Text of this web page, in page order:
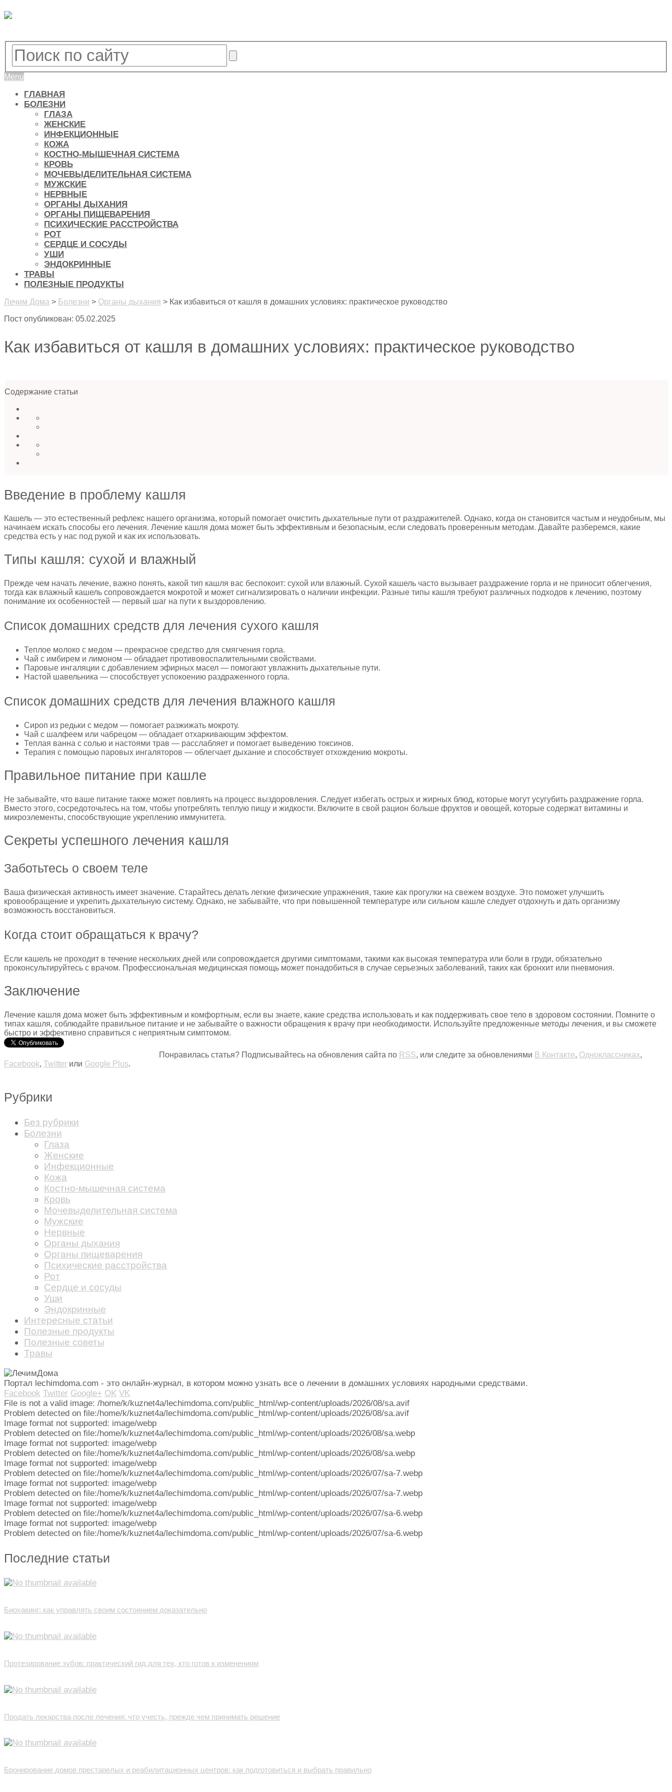
Menu
ГЛАВНАЯ
БОЛЕЗНИ
ГЛАЗА
ЖЕНСКИЕ
ИНФЕКЦИОННЫЕ
КОЖА
КОСТНО-МЫШЕЧНАЯ СИСТЕМА
КРОВЬ
МОЧЕВЫДЕЛИТЕЛЬНАЯ СИСТЕМА
МУЖСКИЕ
НЕРВНЫЕ
ОРГАНЫ ДЫХАНИЯ
ОРГАНЫ ПИЩЕВАРЕНИЯ
ПСИХИЧЕСКИЕ РАССТРОЙСТВА
РОТ
СЕРДЦЕ И СОСУДЫ
УШИ
ЭНДОКРИННЫЕ
ТРАВЫ
ПОЛЕЗНЫЕ ПРОДУКТЫ
Лечим Дома > Болезни > Органы дыхания > Как избавиться от кашля в домашних условиях: практическое руководство
Пост опубликован: 05.02.2025
Как избавиться от кашля в домашних условиях: практическое руководство
Содержание статьи
Введение в проблему кашля
Кашель — это естественный рефлекс нашего организма, который помогает очистить дыхательные пути от раздражителей. Однако, когда он становится частым и неудобным, мы
начинаем искать способы его лечения. Лечение кашля дома может быть эффективным и безопасным, если следовать проверенным методам. Давайте разберемся, какие
средства есть у нас под рукой и как их использовать.
Типы кашля: сухой и влажный
Прежде чем начать лечение, важно понять, какой тип кашля вас беспокоит: сухой или влажный. Сухой кашель часто вызывает раздражение горла и не приносит облегчения,
тогда как влажный кашель сопровождается мокротой и может сигнализировать о наличии инфекции. Разные типы кашля требуют различных подходов к лечению, поэтому
понимание их особенностей — первый шаг на пути к выздоровлению.
Список домашних средств для лечения сухого кашля
Теплое молоко с медом — прекрасное средство для смягчения горла.
Чай с имбирем и лимоном — обладает противовоспалительными свойствами.
Паровые ингаляции с добавлением эфирных масел — помогают увлажнить дыхательные пути.
Настой шавельника — способствует успокоению раздраженного горла.
Список домашних средств для лечения влажного кашля
Сироп из редьки с медом — помогает разжижать мокроту.
Чай с шалфеем или чабрецом — обладает отхаркивающим эффектом.
Теплая ванна с солью и настоями трав — расслабляет и помогает выведению токсинов.
Терапия с помощью паровых ингаляторов — облегчает дыхание и способствует отхождению мокроты.
Правильное питание при кашле
Не забывайте, что ваше питание также может повлиять на процесс выздоровления. Следует избегать острых и жирных блюд, которые могут усугубить раздражение горла.
Вместо этого, сосредоточьтесь на том, чтобы употреблять теплую пищу и жидкости. Включите в свой рацион больше фруктов и овощей, которые содержат витамины и
микроэлементы, способствующие укреплению иммунитета.
Секреты успешного лечения кашля
Заботьтесь о своем теле
Ваша физическая активность имеет значение. Старайтесь делать легкие физические упражнения, такие как прогулки на свежем воздухе. Это поможет улучшить
кровообращение и укрепить дыхательную систему. Однако, не забывайте, что при повышенной температуре или сильном кашле следует отдохнуть и дать организму
возможность восстановиться.
Когда стоит обращаться к врачу?
Если кашель не проходит в течение нескольких дней или сопровождается другими симптомами, такими как высокая температура или боли в груди, обязательно
проконсультируйтесь с врачом. Профессиональная медицинская помощь может понадобиться в случае серьезных заболеваний, таких как бронхит или пневмония.
Заключение
Лечение кашля дома может быть эффективным и комфортным, если вы знаете, какие средства использовать и как поддерживать свое тело в здоровом состоянии. Помните о
типах кашля, соблюдайте правильное питание и не забывайте о важности обращения к врачу при необходимости. Используйте предложенные методы лечения, и вы сможете
быстро и эффективно справиться с неприятным симптомом.
Понравилась статья? Подписывайтесь на обновления сайта по RSS, или следите за обновлениями В Контакте, Одноклассниках,
Facebook, Twitter или Google Plus.
Рубрики
Без рубрики
Болезни
Глаза
Женские
Инфекционные
Кожа
Костно-мышечная система
Кровь
Мочевыделительная система
Мужские
Нервные
Органы дыхания
Органы пищеварения
Психические расстройства
Рот
Сердце и сосуды
Уши
Эндокринные
Интересные статьи
Полезные продукты
Полезные советы
Травы
Портал lechimdoma.com - это онлайн-журнал, в котором можно узнать все о лечении в домашних условиях народными средствами.
Facebook Twitter Google+ OK VK
File is not a valid image: /home/k/kuznet4a/lechimdoma.com/public_html/wp-content/uploads/2026/08/sa.avif
Problem detected on file:/home/k/kuznet4a/lechimdoma.com/public_html/wp-content/uploads/2026/08/sa.avif
Image format not supported: image/webp
Problem detected on file:/home/k/kuznet4a/lechimdoma.com/public_html/wp-content/uploads/2026/08/sa.webp
Image format not supported: image/webp
Problem detected on file:/home/k/kuznet4a/lechimdoma.com/public_html/wp-content/uploads/2026/08/sa.webp
Image format not supported: image/webp
Problem detected on file:/home/k/kuznet4a/lechimdoma.com/public_html/wp-content/uploads/2026/07/sa-7.webp
Image format not supported: image/webp
Problem detected on file:/home/k/kuznet4a/lechimdoma.com/public_html/wp-content/uploads/2026/07/sa-7.webp
Image format not supported: image/webp
Problem detected on file:/home/k/kuznet4a/lechimdoma.com/public_html/wp-content/uploads/2026/07/sa-6.webp
Image format not supported: image/webp
Problem detected on file:/home/k/kuznet4a/lechimdoma.com/public_html/wp-content/uploads/2026/07/sa-6.webp
Последние статьи
Биохакинг: как управлять своим состоянием доказательно
Протезирование зубов: практический гид для тех, кто готов к изменениям
Продать лекарства после лечения: что учесть, прежде чем принимать решение
Бронирование домов престарелых и реабилитационных центров: как подготовиться и выбрать правильно